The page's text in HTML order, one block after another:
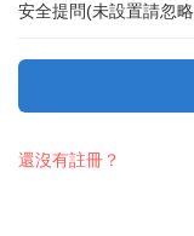
安全提問(未設置請忽
還沒有註冊？